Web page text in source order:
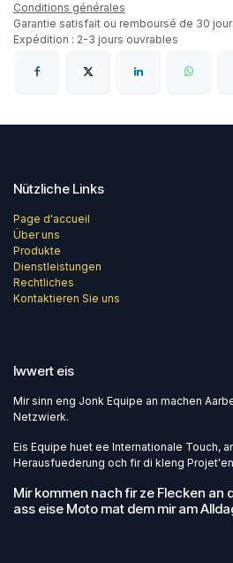
Conditions générales
Garantie satisfait ou remboursé de 30
Expédition : 2-3 jours ouvrables
Nützliche Links
Page d'accueil
Über uns
Produkte
Dienstleistungen
Rechtliches
Kontaktieren Sie uns
Iwwert eis
Mir sinn eng Jonk Equipe an machen
Netzwierk.
Eis Equipe huet ee Internationale Touch,
Herausfuederung och fir di kleng
Mir kommen nach fir ze Flecken an
ass eise Moto mat dem mir am